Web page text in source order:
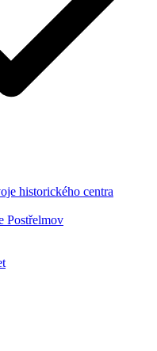
historického centra
Postřelmov